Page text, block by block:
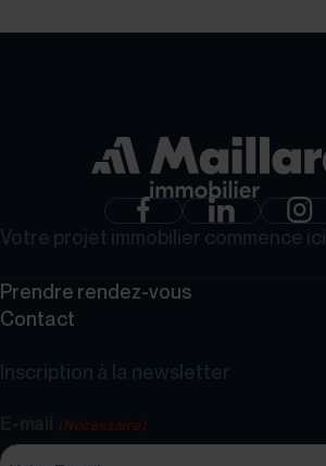
Votre projet immobilier commence ici
Prendre rendez-vous
Contact
Inscription à la newsletter
(Nécessaire)